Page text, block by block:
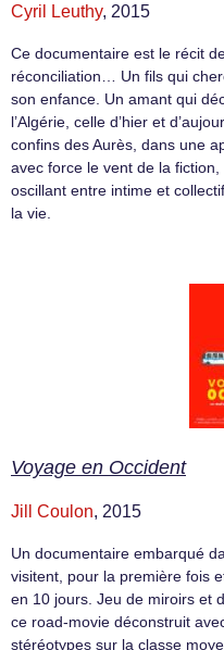
Cyril Leuthy, 2015
Ce documentaire est le récit
réconciliation… Un fils qui
son enfance. Un amant qui
l’Algérie, celle d’hier et
confins des Aurès, dans une
avec force le vent de la
oscillant entre intime et
la vie.
Voyage en Occident
Jill Coulon, 2015
Un documentaire embarqué
visitent, pour la première fois
en 10 jours. Jeu de miroirs et
ce road-movie déconstruit
stéréotypes sur la classe